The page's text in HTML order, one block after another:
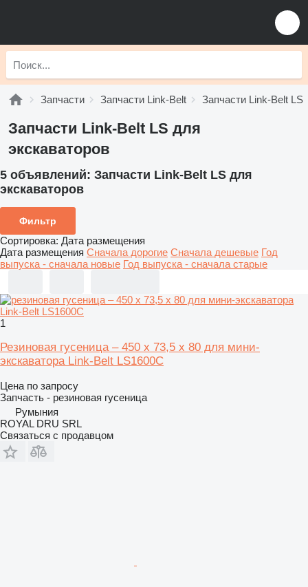
Запчасти Запчасти Link-Belt Запчасти Link-Belt LS
Запчасти Link-Belt LS для
экскаваторов
5 объявлений: Запчасти Link-Belt LS для
экскаваторов
Фильтр
Сортировка: Дата размещения
Дата размещения Сначала дорогие Сначала дешевые Год
выпуска - сначала новые Год выпуска - сначала старые
1
Резиновая гусеница – 450 x 73,5 x 80 для мини-
экскаватора Link-Belt LS1600C
Цена по запросу
Запчасть - резиновая гусеница
Румыния
ROYAL DRU SRL
Связаться с продавцом